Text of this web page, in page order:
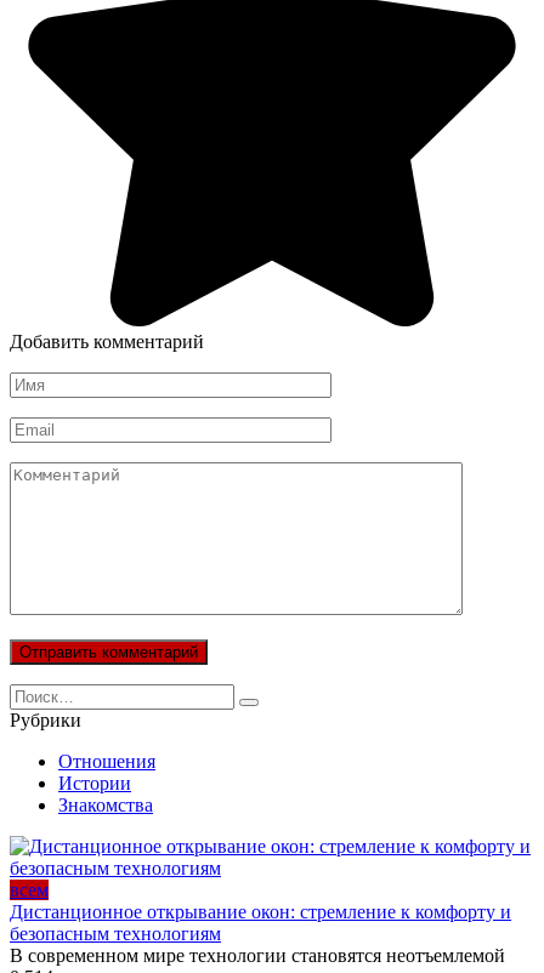
Добавить комментарий
Имя
Email
Комментарий
Search
for:
Рубрики
Отношения
Истории
Знакомства
всем
Дистанционное открывание окон: стремление к комфорту и
безопасным технологиям
В современном мире технологии становятся неотъемлемой